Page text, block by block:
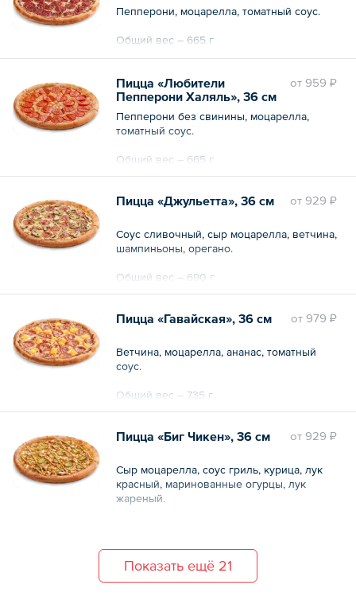
Пепперони, моцарелла, томатный соус.
Общий вес – 665 г
oт 959 ₽
Пицца «Любители
Пепперони Халяль», 36 см
Пепперони без свинины, моцарелла,
томатный соус.
Общий вес – 665 г
oт 929 ₽
Пицца «Джульетта», 36 см
Соус сливочный, сыр моцарелла, ветчина,
шампиньоны, орегано.
Общий вес – 690 г
oт 979 ₽
Пицца «Гавайская», 36 см
Ветчина, моцарелла, ананас, томатный
соус.
Общий вес – 735 г
oт 929 ₽
Пицца «Биг Чикен», 36 см
Сыр моцарелла, соус гриль, курица, лук
красный, маринованные огурцы, лук
жареный.
Показать ещё 21